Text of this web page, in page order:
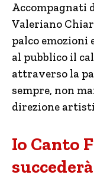
Accompagnati
Valeriano
palco emozioni
al pubblico il
attraverso la
sempre, non
direzione
Io Canto